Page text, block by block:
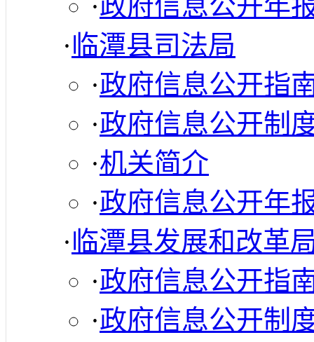
·临潭县司法局
·政府信息公开指
·政府信息公开制
·机关简介
·政府信息公开年
·临潭县发展和改革
·政府信息公开指
·政府信息公开制